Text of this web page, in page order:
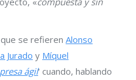
se refieren Alonso
Jurado y Míquel
aágil‘ cuando, hablando